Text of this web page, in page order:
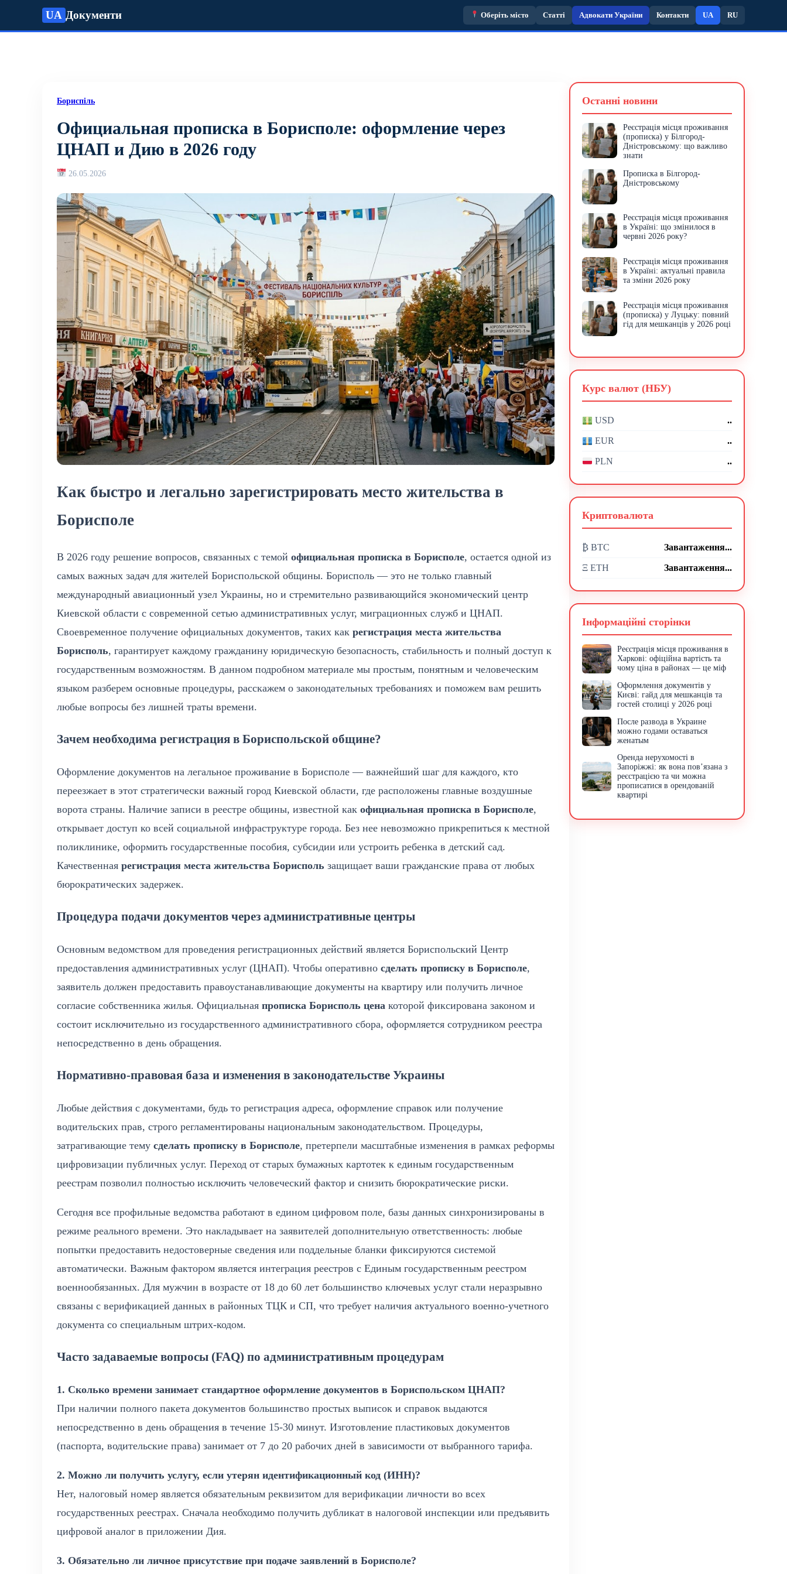
UA Документи Оберіть місто Статті Адвокати України Контакти UA RU
Бориспіль
Официальная прописка в Борисполе: оформление через
ЦНАП и Дию в 2026 году
26.05.2026
Как быстро и легально зарегистрировать место жительства в
Борисполе
В 2026 году решение вопросов, связанных с темой официальная прописка в Борисполе, остается одной из
самых важных задач для жителей Бориспольской общины. Борисполь — это не только главный
международный авиационный узел Украины, но и стремительно развивающийся экономический центр
Киевской области с современной сетью административных услуг, миграционных служб и ЦНАП.
Своевременное получение официальных документов, таких как регистрация места жительства
Борисполь, гарантирует каждому гражданину юридическую безопасность, стабильность и полный доступ к
государственным возможностям. В данном подробном материале мы простым, понятным и человеческим
языком разберем основные процедуры, расскажем о законодательных требованиях и поможем вам решить
любые вопросы без лишней траты времени.
Зачем необходима регистрация в Бориспольской общине?
Оформление документов на легальное проживание в Борисполе — важнейший шаг для каждого, кто
переезжает в этот стратегически важный город Киевской области, где расположены главные воздушные
ворота страны. Наличие записи в реестре общины, известной как официальная прописка в Борисполе,
открывает доступ ко всей социальной инфраструктуре города. Без нее невозможно прикрепиться к местной
поликлинике, оформить государственные пособия, субсидии или устроить ребенка в детский сад.
Качественная регистрация места жительства Борисполь защищает ваши гражданские права от любых
бюрократических задержек.
Процедура подачи документов через административные центры
Основным ведомством для проведения регистрационных действий является Бориспольский Центр
предоставления административных услуг (ЦНАП). Чтобы оперативно сделать прописку в Борисполе,
заявитель должен предоставить правоустанавливающие документы на квартиру или получить личное
согласие собственника жилья. Официальная прописка Борисполь цена которой фиксирована законом и
состоит исключительно из государственного административного сбора, оформляется сотрудником реестра
непосредственно в день обращения.
Нормативно-правовая база и изменения в законодательстве Украины
Любые действия с документами, будь то регистрация адреса, оформление справок или получение
водительских прав, строго регламентированы национальным законодательством. Процедуры,
затрагивающие тему сделать прописку в Борисполе, претерпели масштабные изменения в рамках реформы
цифровизации публичных услуг. Переход от старых бумажных картотек к единым государственным
реестрам позволил полностью исключить человеческий фактор и снизить бюрократические риски.
Сегодня все профильные ведомства работают в едином цифровом поле, базы данных синхронизированы в
режиме реального времени. Это накладывает на заявителей дополнительную ответственность: любые
попытки предоставить недостоверные сведения или поддельные бланки фиксируются системой
автоматически. Важным фактором является интеграция реестров с Единым государственным реестром
военнообязанных. Для мужчин в возрасте от 18 до 60 лет большинство ключевых услуг стали неразрывно
связаны с верификацией данных в районных ТЦК и СП, что требует наличия актуального военно-учетного
документа со специальным штрих-кодом.
Часто задаваемые вопросы (FAQ) по административным процедурам
1. Сколько времени занимает стандартное оформление документов в Бориспольском ЦНАП?
При наличии полного пакета документов большинство простых выписок и справок выдаются
непосредственно в день обращения в течение 15-30 минут. Изготовление пластиковых документов
(паспорта, водительские права) занимает от 7 до 20 рабочих дней в зависимости от выбранного тарифа.
2. Можно ли получить услугу, если утерян идентификационный код (ИНН)?
Нет, налоговый номер является обязательным реквизитом для верификации личности во всех
государственных реестрах. Сначала необходимо получить дубликат в налоговой инспекции или предъявить
цифровой аналог в приложении Дия.
3. Обязательно ли личное присутствие при подаче заявлений в Борисполе?
Останні новини
Реєстрація місця проживання
(прописка) у Білгород-
Дністровському: що важливо
знати
Прописка в Білгород-
Дністровському
Реєстрація місця проживання
в Україні: що змінилося в
червні 2026 року?
Реєстрація місця проживання
в Україні: актуальні правила
та зміни 2026 року
Реєстрація місця проживання
(прописка) у Луцьку: повний
гід для мешканців у 2026 році
Курс валют (НБУ)
USD ..
EUR ..
PLN ..
Криптовалюта
₿ BTC Завантаження...
Ξ ETH Завантаження...
Інформаційні сторінки
Реєстрація місця проживання в
Харкові: офіційна вартість та
чому ціна в районах — це міф
Оформлення документів у
Києві: гайд для мешканців та
гостей столиці у 2026 році
После развода в Украине
можно годами оставаться
женатым
Оренда нерухомості в
Запоріжжі: як вона пов’язана з
реєстрацією та чи можна
прописатися в орендованій
квартирі